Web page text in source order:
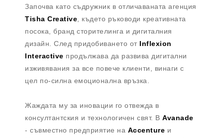
Започва като съдружник в отличаваната агенция
Tisha Creative, където ръководи креативната
посока, бранд сторителинга и дигиталния
дизайн. След придобиването от Inflexion
Interactive продължава да развива дигитални
изживявания за все повече клиенти, винаги с
цел по-силна емоционална връзка.
Жаждата му за иновации го отвежда в
консултантския и технологичен свят. В Avanade
- съвместно предприятие на Accenture и